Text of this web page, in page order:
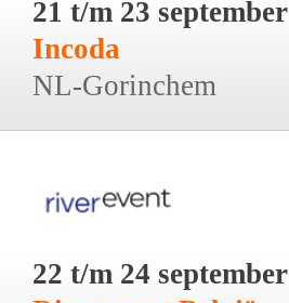
21 t/m 23 september
Incoda
NL-Gorinchem
22 t/m 24 september